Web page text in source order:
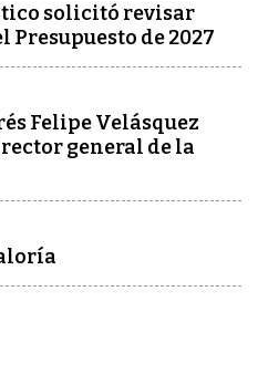
solicitó revisar
Presupuesto de 2027
Felipe Velásquez
general de la